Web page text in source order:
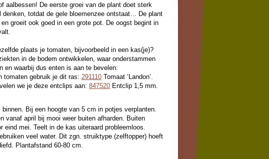
aalbessen! De eerste groei van de plant doet sterk
denken, totdat de gele bloemenzee ontstaat… De plant
groeit ook goed in een grote pot. De oogst begint in
plaats je tomaten, bijvoorbeeld in een kas(je)?
in de bodem ontwikkelen, waar onderstammen
en waarbij dus enten is aan te bevelen:
tomaten gebruik je dit ras: 291110 Tomaat ‘Landon’.
we je deze entclips aan: 847520 Entclip 1,5 mm.
Bij een hoogte van 5 cm in potjes verplanten.
vanaf april bij mooi weer buiten afharden. Buiten
eind mei. Teelt in de kas uiteraard probleemloos.
veel water. Dit zgn. struiktype (zelftopper) hoeft
Plantafstand 60-80 cm.